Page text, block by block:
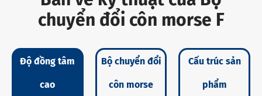
chuyển đổi côn morse F
Độ đồng tâm
cao
Bộ chuyển đổi
côn morse
Cấu trúc sản
phẩm